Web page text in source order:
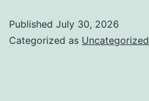
Published July 30, 2026
Categorized as Uncategorized